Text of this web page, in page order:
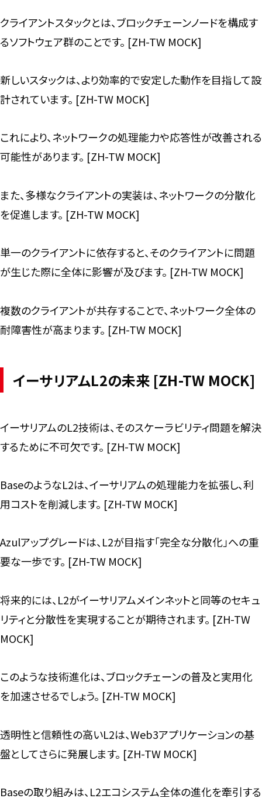
クライアントスタックとは、ブロックチェーンノードを構成す
るソフトウェア群のことです。 [ZH-TW MOCK]
新しいスタックは、より効率的で安定した動作を目指して設
計されています。 [ZH-TW MOCK]
これにより、ネットワークの処理能力や応答性が改善される
可能性があります。 [ZH-TW MOCK]
また、多様なクライアントの実装は、ネットワークの分散化
を促進します。 [ZH-TW MOCK]
単一のクライアントに依存すると、そのクライアントに問題
が生じた際に全体に影響が及びます。 [ZH-TW MOCK]
複数のクライアントが共存することで、ネットワーク全体の
耐障害性が高まります。 [ZH-TW MOCK]
イーサリアムL2の未来 [ZH-TW MOCK]
イーサリアムのL2技術は、そのスケーラビリティ問題を解決
するために不可欠です。 [ZH-TW MOCK]
BaseのようなL2は、イーサリアムの処理能力を拡張し、利
用コストを削減します。 [ZH-TW MOCK]
Azulアップグレードは、L2が目指す「完全な分散化」への重
要な一歩です。 [ZH-TW MOCK]
将来的には、L2がイーサリアムメインネットと同等のセキュ
リティと分散性を実現することが期待されます。 [ZH-TW
MOCK]
このような技術進化は、ブロックチェーンの普及と実用化
を加速させるでしょう。 [ZH-TW MOCK]
透明性と信頼性の高いL2は、Web3アプリケーションの基
盤としてさらに発展します。 [ZH-TW MOCK]
Baseの取り組みは、L2エコシステム全体の進化を牽引する